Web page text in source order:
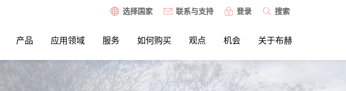
选择国家 联系与支持 登录 搜索
产品 应用领域 服务 如何购买 观点 机会 关于布赫